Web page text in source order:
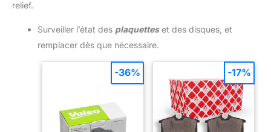
relief.
Surveiller l’état des plaquetteset des disques, et
remplacer dès que nécessaire.
-36% -17%